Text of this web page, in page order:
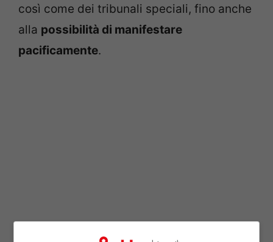
così come dei tribunali speciali, fino anche
alla possibilità di manifestare
pacificamente.